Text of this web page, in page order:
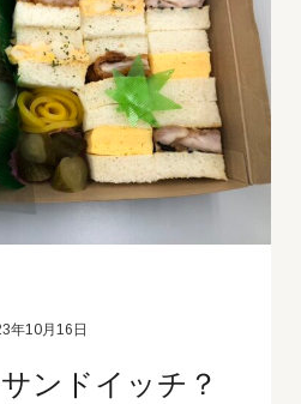
年10月16日
ンドイッチ？